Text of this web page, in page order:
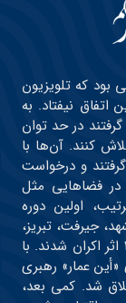
بود که تلویزیون
اتفاق نیفتاد. به
در حد توان
کنند. آن‌ها با
و درخواست
در فضاهایی مثل
اولین دوره
مشهد، جیرفت، تبریز،
تهران و… به صورت مردمی برگزار شد و حدود ۱۹ اثر اکران شدند. با
عمار» رهبری
شد. کمی بعد،